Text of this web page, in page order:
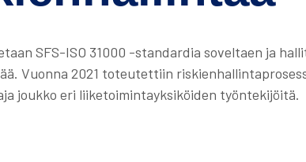
SFS-ISO 31000 -standardia soveltaen ja
Vuonna 2021 toteutettiin
joukko eri liiketoimintayksiköiden työntekijöitä.